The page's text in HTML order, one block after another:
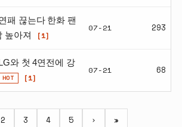
패 끊는다 한화 팬
높아져
[1]
07-21 293
와 첫 4연전에 강
HOT [1]
07-21 68
2 3 4 5 › »